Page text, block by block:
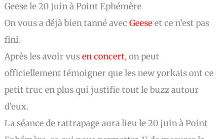
Geese le 20 juin à Point Ephémère
On vous a déjà bien tanné avecGeeseet ce n’est pas
fini.
Après les avoir vusen concert, on peut
officiellement témoigner que les new yorkais ont ce
petit truc en plus qui justifie tout le buzz autour
d’eux.
La séance de rattrapage aura lieu le 20 juin à Point